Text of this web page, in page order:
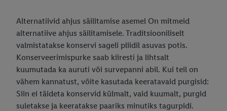
Alternatiivid ahjus säilitamise asemel On mitmeid
alternatiive ahjus säilitamisele. Traditsiooniliselt
valmistatakse konservi sageli pliidil asuvas potis.
Konserveerimispurke saab kiiresti ja lihtsalt
kuumutada ka auruti või survepanni abil. Kui teil on
vähem kannatust, võite kasutada keeratavaid purgisid:
Siin ei täideta konservid külmalt, vaid kuumalt, purgid
suletakse ja keeratakse paariks minutiks tagurpidi.